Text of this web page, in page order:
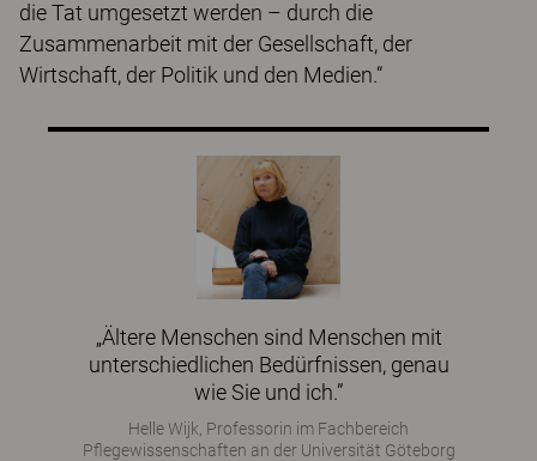
die Tat umgesetzt werden – durch die
Zusammenarbeit mit der Gesellschaft, der
Wirtschaft, der Politik und den Medien.“
„Ältere Menschen sind Menschen mit
unterschiedlichen Bedürfnissen, genau
wie Sie und ich.”
Helle Wijk, Professorin im Fachbereich
Pflegewissenschaften an der Universität Göteborg